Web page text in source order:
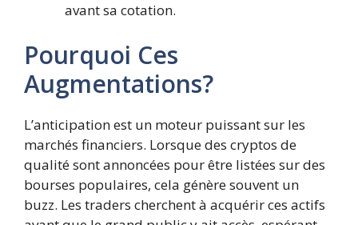
avant sa cotation.
Pourquoi Ces
Augmentations?
L’anticipation est un moteur puissant sur les
marchés financiers. Lorsque des cryptos de
qualité sont annoncées pour être listées sur des
bourses populaires, cela génère souvent un
buzz. Les traders cherchent à acquérir ces actifs